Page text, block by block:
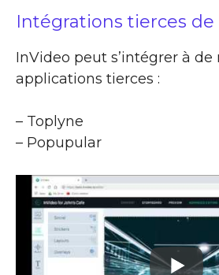
Intégrations tierces de
InVideo peut s’intégrer à de
applications tierces :
– Toplyne
– Popupular